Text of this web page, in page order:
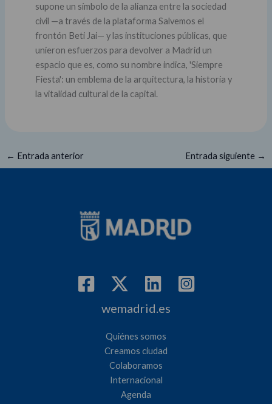
supone un símbolo de la alianza entre la sociedad
civil —a través de la plataforma Salvemos el
frontón Beti Jai— y las instituciones públicas, que
unieron esfuerzos para devolver a Madrid un
espacio que es, como su nombre indica, 'Siempre
Fiesta': un emblema de la arquitectura, la historia y
la vitalidad cultural de la capital.
← Entrada anterior Entrada siguiente →
wemadrid.es
Quiénes somos
Creamos ciudad
Colaboramos
Internacional
Agenda